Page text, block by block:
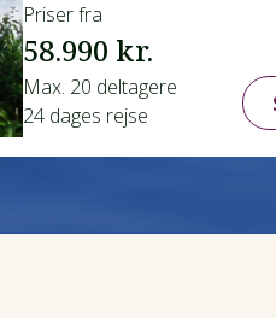
Priser fra
58.990 kr.
Max. 20 deltagere
24 dages rejse